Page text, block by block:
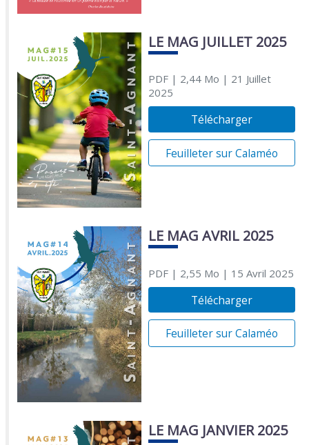
LE MAG JUILLET 2025
PDF| 2,44 Mo | 21 Juillet
2025
Télécharger
Feuilleter sur Calaméo
LE MAG AVRIL 2025
PDF| 2,55 Mo | 15 Avril 2025
Télécharger
Feuilleter sur Calaméo
LE MAG JANVIER 2025